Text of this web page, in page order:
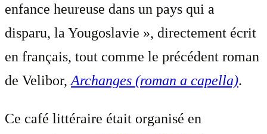
enfance heureuse dans un pays qui a
disparu, la Yougoslavie », directement écrit
en français, tout comme le précédent roman
de Velibor,Archanges (roman a capella).
Ce café littéraire était organisé en